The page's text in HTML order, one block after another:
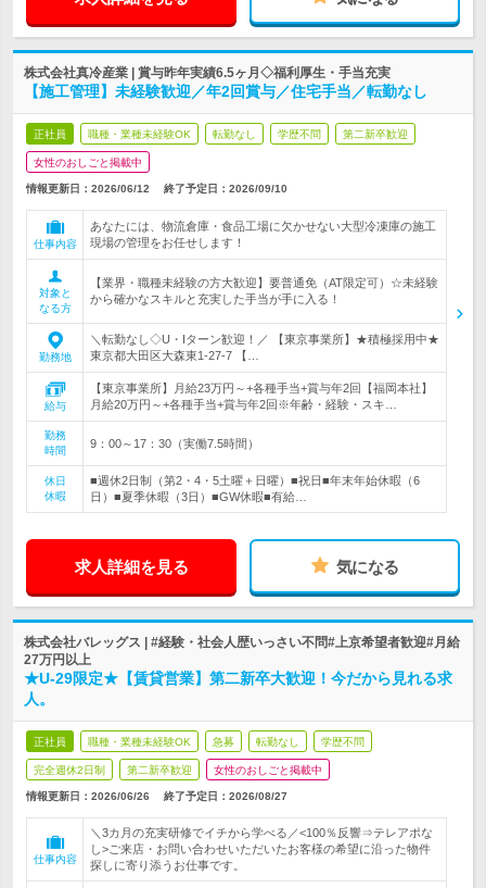
株式会社真冷産業 | 賞与昨年実績6.5ヶ月◇福利厚生・手当充実
【施工管理】未経験歓迎／年2回賞与／住宅手当／転勤なし
正社員 職種・業種未経験OK 転勤なし 学歴不問 第二新卒歓迎
女性のおしごと掲載中
情報更新日：2026/06/12 終了予定日： 2026/09/10
仕事内容
あなたには、物流倉庫・食品工場に欠かせない大型冷凍庫の施工
現場の管理をお任せします！
対象と
なる方
【業界・職種未経験の方大歓迎】要普通免（AT限定可）☆未経験
から確かなスキルと充実した手当が手に入る！
勤務地
＼転勤なし◇U・Iターン歓迎！／ 【東京事業所】★積極採用中★
東京都大田区大森東1-27-7 【…
給与
【東京事業所】月給23万円～+各種手当+賞与年2回【福岡本社】
月給20万円～+各種手当+賞与年2回※年齢・経験・スキ…
勤務
時間
9：00～17：30（実働7.5時間）
休日
休暇
■週休2日制（第2・4・5土曜＋日曜）■祝日■年末年始休暇（6
日）■夏季休暇（3日）■GW休暇■有給…
求人詳細を見る 気になる
株式会社バレッグス | #経験・社会人歴いっさい不問#上京希望者歓迎#月給
27万円以上
★U-29限定★【賃貸営業】第二新卒大歓迎！今だから見れる求
人。
正社員 職種・業種未経験OK 急募 転勤なし 学歴不問
完全週休2日制 第二新卒歓迎 女性のおしごと掲載中
情報更新日：2026/06/26 終了予定日： 2026/08/27
仕事内容
＼3カ月の充実研修でイチから学べる／<100％反響⇒テレアポな
し>ご来店・お問い合わせいただいたお客様の希望に沿った物件
探しに寄り添うお仕事です。